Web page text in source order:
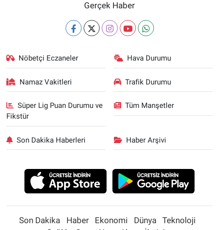
Gerçek Haber
Nöbetçi Eczaneler Hava Durumu
Namaz Vakitleri Trafik Durumu
Süper Lig Puan Durumu ve
Fikstür
Tüm Manşetler
Son Dakika Haberleri Haber Arşivi
Son Dakika Haber Ekonomi Dünya
Teknoloji